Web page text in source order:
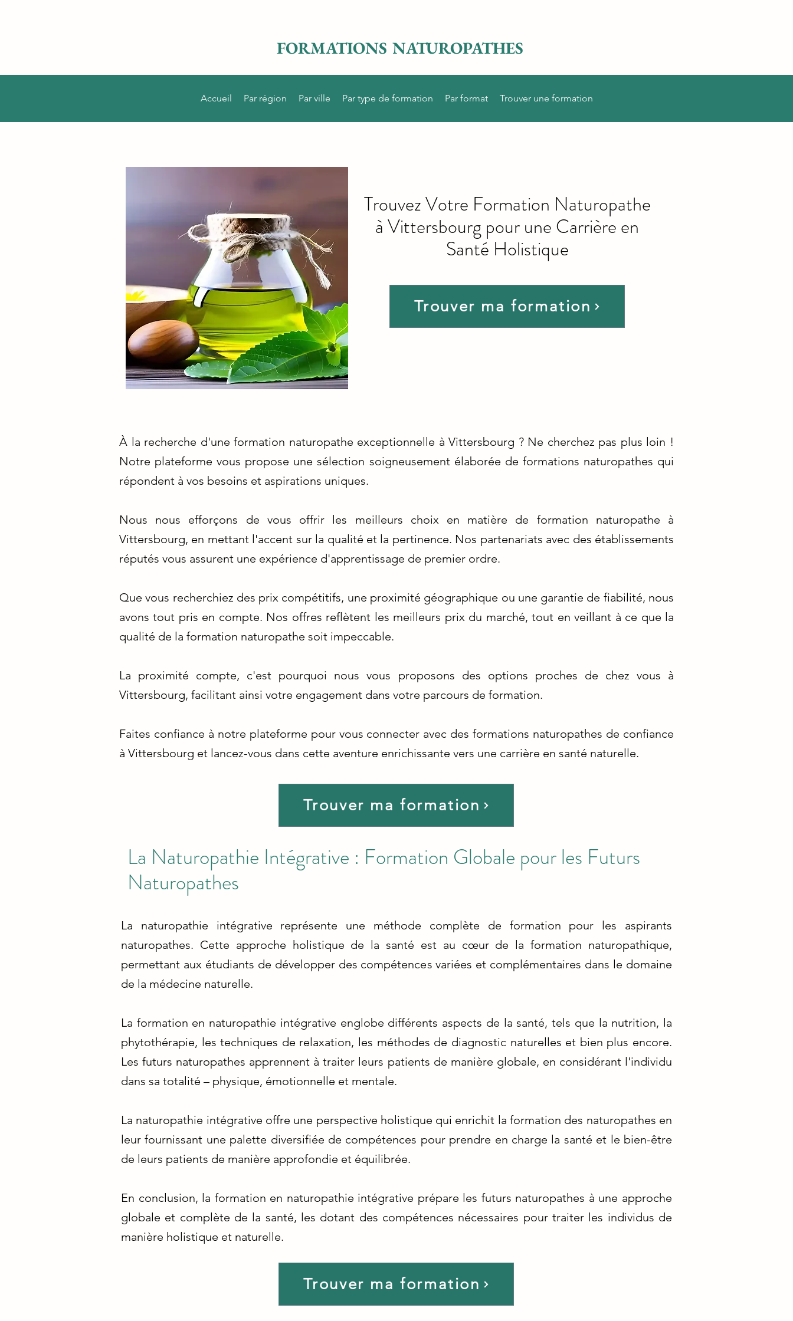
FORMATIONS NATUROPATHES
Accueil Par région Par ville Par type de formation Par format Trouver une formation
Trouver ma formation
Trouvez Votre Formation Naturopathe
à Vittersbourg pour une Carrière en
Santé Holistique
À la recherche d'une formation naturopathe exceptionnelle à Vittersbourg ? Ne cherchez pas plus loin !
Notre plateforme vous propose une sélection soigneusement élaborée de formations naturopathes qui
répondent à vos besoins et aspirations uniques.
Nous nous efforçons de vous offrir les meilleurs choix en matière de formation naturopathe à
Vittersbourg, en mettant l'accent sur la qualité et la pertinence. Nos partenariats avec des établissements
réputés vous assurent une expérience d'apprentissage de premier ordre.
Que vous recherchiez des prix compétitifs, une proximité géographique ou une garantie de fiabilité, nous
avons tout pris en compte. Nos offres reflètent les meilleurs prix du marché, tout en veillant à ce que la
qualité de la formation naturopathe soit impeccable.
La proximité compte, c'est pourquoi nous vous proposons des options proches de chez vous à
Vittersbourg, facilitant ainsi votre engagement dans votre parcours de formation.
Faites confiance à notre plateforme pour vous connecter avec des formations naturopathes de confiance
à Vittersbourg et lancez-vous dans cette aventure enrichissante vers une carrière en santé naturelle.
Trouver ma formation
La Naturopathie Intégrative : Formation Globale pour les Futurs
Naturopathes
La naturopathie intégrative représente une méthode complète de formation pour les aspirants
naturopathes. Cette approche holistique de la santé est au cœur de la formation naturopathique,
permettant aux étudiants de développer des compétences variées et complémentaires dans le domaine
de la médecine naturelle.
La formation en naturopathie intégrative englobe différents aspects de la santé, tels que la nutrition, la
phytothérapie, les techniques de relaxation, les méthodes de diagnostic naturelles et bien plus encore.
Les futurs naturopathes apprennent à traiter leurs patients de manière globale, en considérant l'individu
dans sa totalité – physique, émotionnelle et mentale.
La naturopathie intégrative offre une perspective holistique qui enrichit la formation des naturopathes en
leur fournissant une palette diversifiée de compétences pour prendre en charge la santé et le bien-être
de leurs patients de manière approfondie et équilibrée.
En conclusion, la formation en naturopathie intégrative prépare les futurs naturopathes à une approche
globale et complète de la santé, les dotant des compétences nécessaires pour traiter les individus de
manière holistique et naturelle.
Trouver ma formation